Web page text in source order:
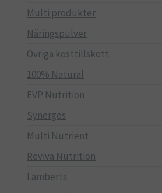
Multi produkter
Näringspulver
Övriga kosttillskott
100% Natural
EVP Nutrition
Synergos
Multi Nutrient
Reviva Nutrition
Lamberts